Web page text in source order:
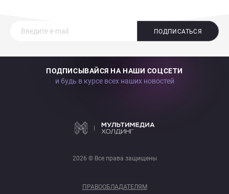
ПОДПИСАТЬСЯ
ПОДПИСЫВАЙСЯ НА НАШИ СОЦСЕТИ
и будь в курсе всех наших новостей
2026 © Все права защищены
ПРАВООБЛАДАТЕЛЯМ